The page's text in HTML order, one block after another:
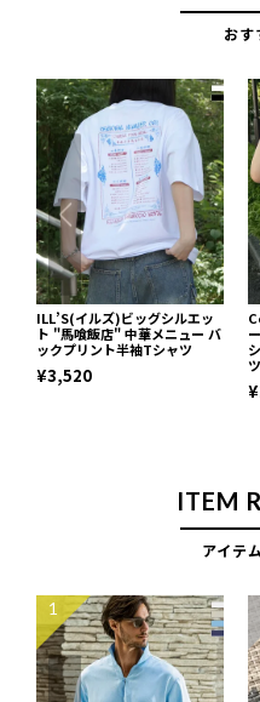
おす
ILL’S(イルズ)ビッグシルエッ
ト "馬喰飯店" 中華メニュー バ
ックプリント半袖Tシャツ
¥3,520
ITEM
アイテ
1